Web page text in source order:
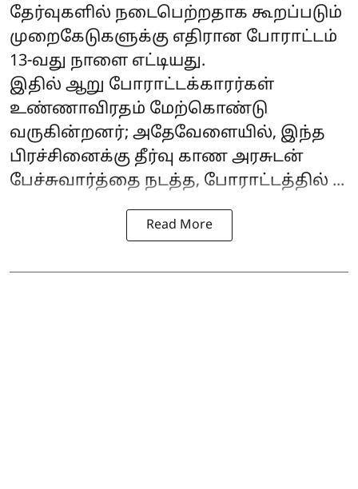
தேர்வுகளில் நடைபெற்றதாக கூறப்படும்
முறைகேடுகளுக்கு எதிரான போராட்டம்
13-வது நாளை எட்டியது.
இதில் ஆறு போராட்டக்காரர்கள்
உண்ணாவிரதம் மேற்கொண்டு
வருகின்றனர்; அதேவேளையில், இந்த
பிரச்சினைக்கு தீர்வு காண அரசுடன்
பேச்சுவார்த்தை நடத்த, போராட்டத்தில் ...
Read More